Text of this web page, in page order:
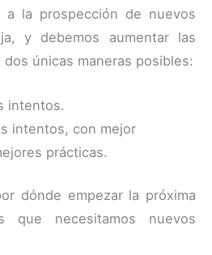
a la prospección de nuevos
y debemos aumentar las
únicas maneras posibles:
intentos.
intentos, con mejor
prácticas.
dónde empezar la próxima
que necesitamos nuevos